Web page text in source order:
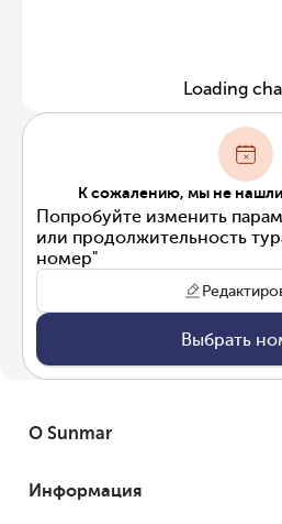
Loading
К сожалению, мы не
Попробуйте изменить
или продолжительность
номер"
Выбрать
О Sunmar
Информация